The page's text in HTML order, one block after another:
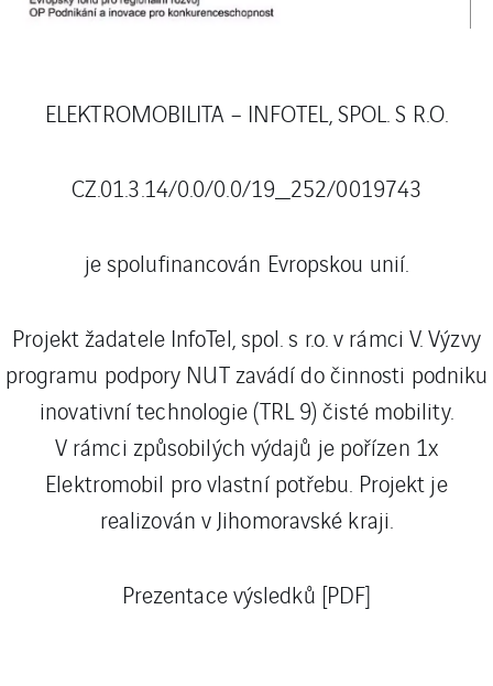
ELEKTROMOBILITA – INFOTEL, SPOL. S R.O.
CZ.01.3.14/0.0/0.0/19_252/0019743
je spolufinancován Evropskou unií.
Projekt žadatele InfoTel, spol. s r.o. v rámci V. Výzvy
programu podpory NUT zavádí do činnosti podniku
inovativní technologie (TRL 9) čisté mobility.
V rámci způsobilých výdajů je pořízen 1x
Elektromobil pro vlastní potřebu. Projekt je
realizován v Jihomoravské kraji.
Prezentace výsledků [PDF]